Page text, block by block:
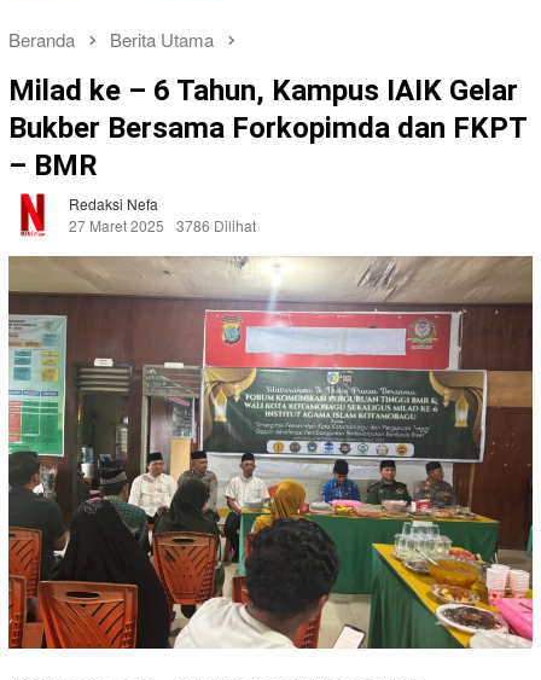
Beranda Berita Utama
Milad ke – 6 Tahun, Kampus IAIK Gelar
Bukber Bersama Forkopimda dan FKPT
– BMR
Redaksi Nefa
27 Maret 2025
3786 Dilihat